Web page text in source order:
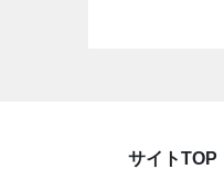
サイトTOP